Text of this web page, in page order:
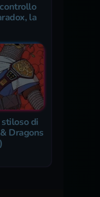
la
di
Dragons